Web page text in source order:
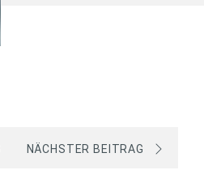
NÄCHSTER BEITRAG